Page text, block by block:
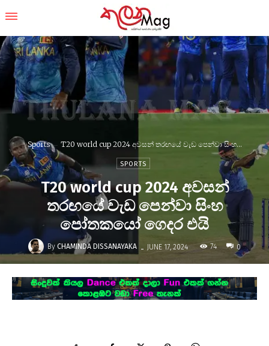
Sports T20 world cup 2024 අවසන් තරඟයේ වැඩ පෙන්වා සිංහ...
SPORTS
T20 world cup 2024 අවසන්
තරඟයේ වැඩ පෙන්වා සිංහ
පෝතකයෝ ගෙදර එයි
By CHAMINDA DISSANAYAKA - JUNE 17, 2024 74 0